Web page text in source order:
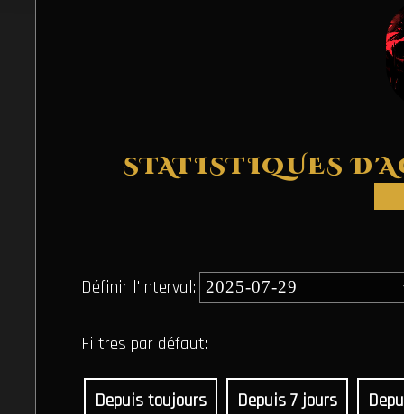
STATISTIQUES
Définir l'interval:
Filtres par défaut:
Depuis toujours Depuis 7 jours